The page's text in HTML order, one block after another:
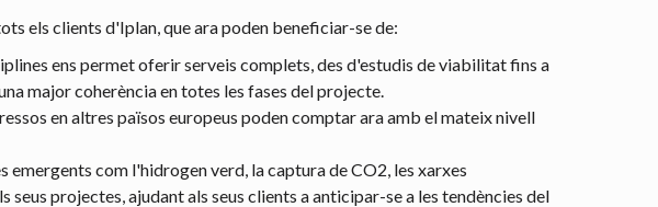
els clients d'Iplan, que ara poden beneficiar-se de:
ens permet oferir serveis complets, des d'estudis de viabilitat fins a
major coherència en totes les fases del projecte.
en altres països europeus poden comptar ara amb el mateix nivell
emergents com l'hidrogen verd, la captura de CO2, les xarxes
projectes, ajudant als seus clients a anticipar-se a les tendències del